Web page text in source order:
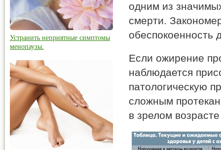
одним из
смерти.
обеспокоенность
Если ожирение
наблюдается
патологическую
сложным
в зрелом
Устранить неприятные симптомы
менопаузы.